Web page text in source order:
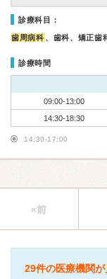
診療科目：
歯周病科 、歯科、矯正歯
診療時間
09:00-13:00
14:30-18:30
14:30-17:00
«前
29件の医療機関